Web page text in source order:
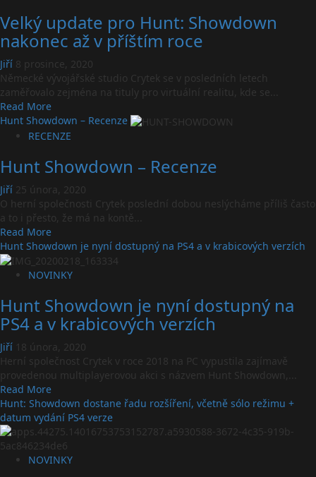
Showdown
slaví
3.
výročí
a
s
ním
přichází
nový
a
event
Velký update pro Hunt: Showdown
nakonec až v příštím roce
Jiří 8 prosince, 2020
Německé vývojářské studio Crytek se v posledních letech
zaměřovalo zejména na tituly pro virtuální realitu, kde se...
Read MoreRead
more
about
update
pro
Hunt:
Showdown
nakonec
až
v
příštím
roce
Hunt Showdown – Recenze
RECENZE
Hunt Showdown – Recenze
Jiří 25 února, 2020
O herní společnosti Crytek poslední dobou neslýcháme příliš často
a to i přesto, že má na kontě...
Read MoreRead
more
about
Hunt
–
Recenze
Hunt Showdown je nyní dostupný na PS4 a v krabicových verzích
NOVINKY
Hunt Showdown je nyní dostupný na
PS4 a v krabicových verzích
Jiří 18 února, 2020
Herní společnost Crytek v roce 2018 na PC vypustila zajímavě
provedenou multiplayerovou akci s názvem Hunt Showdown,...
Read MoreRead
more
about
Hunt
Showdown
je
Hunt: Showdown dostane řadu rozšíření, včetně sólo režimu +
datum vydání PS4 verze
NOVINKY